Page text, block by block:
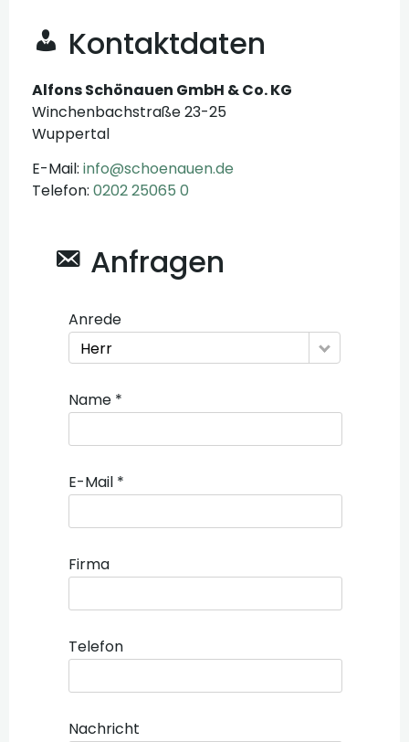
Kontaktdaten
Alfons Schönauen GmbH & Co. KG
Winchenbachstraße 23-25
Wuppertal
E-Mail: info@schoenauen.de
Telefon: 0202 25065 0
Anfragen
Anrede
Herr
Name *
E-Mail *
Firma
Telefon
Nachricht